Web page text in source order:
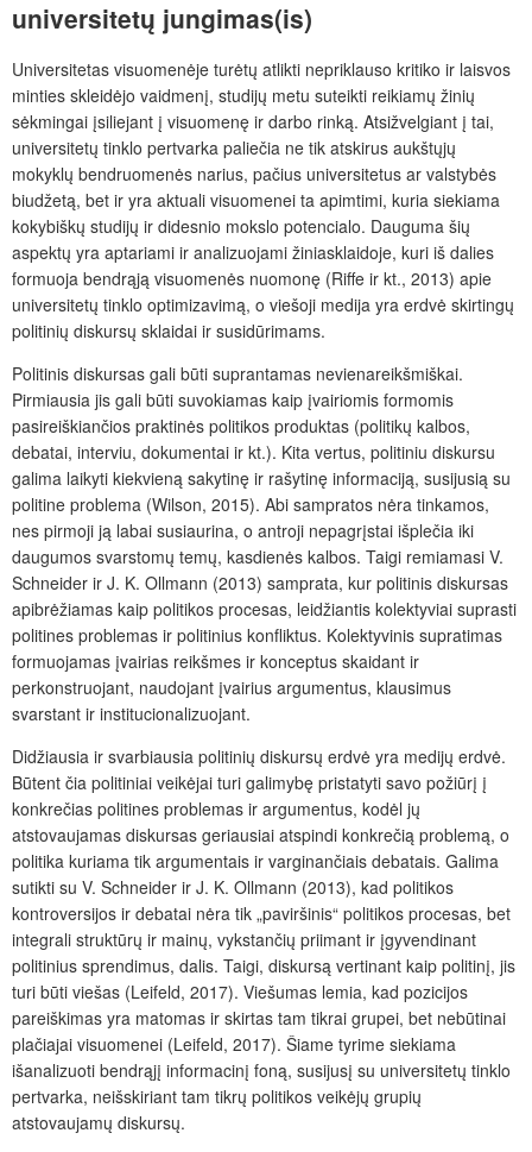
universitetų jungimas(is)
Universitetas visuomenėje turėtų atlikti nepriklauso kritiko ir laisvos
minties skleidėjo vaidmenį, studijų metu suteikti reikiamų žinių
sėkmingai įsiliejant į visuomenę ir darbo rinką. Atsižvelgiant į tai,
universitetų tinklo pertvarka paliečia ne tik atskirus aukštųjų
mokyklų bendruomenės narius, pačius universitetus ar valstybės
biudžetą, bet ir yra aktuali visuomenei ta apimtimi, kuria siekiama
kokybiškų studijų ir didesnio mokslo potencialo. Dauguma šių
aspektų yra aptariami ir analizuojami žiniasklaidoje, kuri iš dalies
formuoja bendrąją visuomenės nuomonę (Riffe ir kt., 2013) apie
universitetų tinklo optimizavimą, o viešoji medija yra erdvė skirtingų
politinių diskursų sklaidai ir susidūrimams.
Politinis diskursas gali būti suprantamas nevienareikšmiškai.
Pirmiausia jis gali būti suvokiamas kaip įvairiomis formomis
pasireiškiančios praktinės politikos produktas (politikų kalbos,
debatai, interviu, dokumentai ir kt.). Kita vertus, politiniu diskursu
galima laikyti kiekvieną sakytinę ir rašytinę informaciją, susijusią su
politine problema (Wilson, 2015). Abi sampratos nėra tinkamos,
nes pirmoji ją labai susiaurina, o antroji nepagrįstai išplečia iki
daugumos svarstomų temų, kasdienės kalbos. Taigi remiamasi V.
Schneider ir J. K. Ollmann (2013) samprata, kur politinis diskursas
apibrėžiamas kaip politikos procesas, leidžiantis kolektyviai suprasti
politines problemas ir politinius konfliktus. Kolektyvinis supratimas
formuojamas įvairias reikšmes ir konceptus skaidant ir
perkonstruojant, naudojant įvairius argumentus, klausimus
svarstant ir institucionalizuojant.
Didžiausia ir svarbiausia politinių diskursų erdvė yra medijų erdvė.
Būtent čia politiniai veikėjai turi galimybę pristatyti savo požiūrį į
konkrečias politines problemas ir argumentus, kodėl jų
atstovaujamas diskursas geriausiai atspindi konkrečią problemą, o
politika kuriama tik argumentais ir varginančiais debatais. Galima
sutikti su V. Schneider ir J. K. Ollmann (2013), kad politikos
kontroversijos ir debatai nėra tik „paviršinis“ politikos procesas, bet
integrali struktūrų ir mainų, vykstančių priimant ir įgyvendinant
politinius sprendimus, dalis. Taigi, diskursą vertinant kaip politinį, jis
turi būti viešas (Leifeld, 2017). Viešumas lemia, kad pozicijos
pareiškimas yra matomas ir skirtas tam tikrai grupei, bet nebūtinai
plačiajai visuomenei (Leifeld, 2017). Šiame tyrime siekiama
išanalizuoti bendrąjį informacinį foną, susijusį su universitetų tinklo
pertvarka, neišskiriant tam tikrų politikos veikėjų grupių
atstovaujamų diskursų.